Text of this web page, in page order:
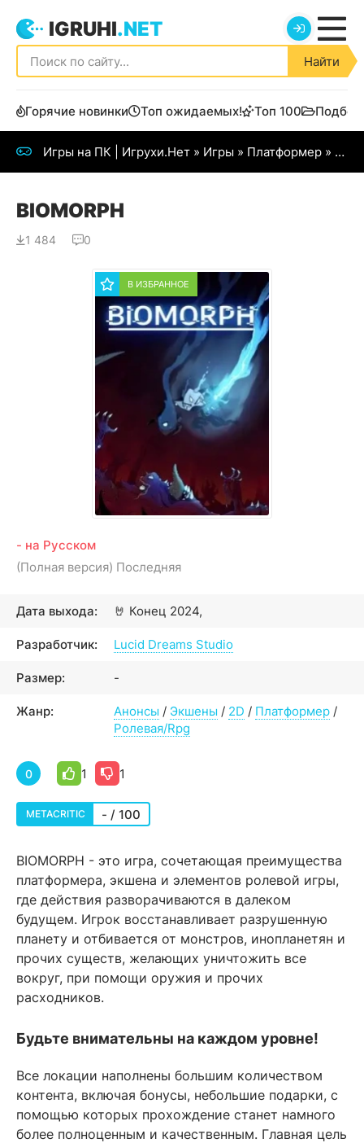
IGRUHI.NET
Найти
Горячие новинки Топ ожидаемых! Топ 100
Игры на ПК | Игрухи.Нет » Игры » Платформер » BIOMORPH
BIOMORPH
1 484 0
В ИЗБРАННОЕ
- на Русском
(Полная версия) Последняя
🤘
Дата выхода: Конец 2024,
Разработчик: Lucid Dreams Studio
Размер: -
Жанр: Анонсы / Экшены / 2D / Платформер /
Ролевая/Rpg
0 1 1
METACRITIC - / 100
BIOMORPH - это игра, сочетающая преимущества
платформера, экшена и элементов ролевой игры,
где действия разворачиваются в далеком
будущем. Игрок восстанавливает разрушенную
планету и отбивается от монстров, инопланетян и
прочих существ, желающих уничтожить все
вокруг, при помощи оружия и прочих
расходников.
Будьте внимательны на каждом уровне!
Все локации наполнены большим количеством
контента, включая бонусы, небольшие подарки, с
помощью которых прохождение станет намного
более полноценным и качественным. Главная цель